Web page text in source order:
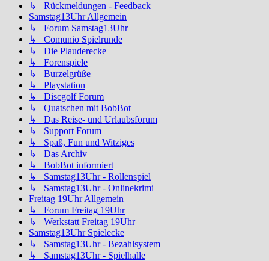
↳ Rückmeldungen - Feedback
Samstag13Uhr Allgemein
↳ Forum Samstag13Uhr
↳ Comunio Spielrunde
↳ Die Plauderecke
↳ Forenspiele
↳ Burzelgrüße
↳ Playstation
↳ Discgolf Forum
↳ Quatschen mit BobBot
↳ Das Reise- und Urlaubsforum
↳ Support Forum
↳ Spaß, Fun und Witziges
↳ Das Archiv
↳ BobBot informiert
↳ Samstag13Uhr - Rollenspiel
↳ Samstag13Uhr - Onlinekrimi
Freitag 19Uhr Allgemein
↳ Forum Freitag 19Uhr
↳ Werkstatt Freitag 19Uhr
Samstag13Uhr Spielecke
↳ Samstag13Uhr - Bezahlsystem
↳ Samstag13Uhr - Spielhalle